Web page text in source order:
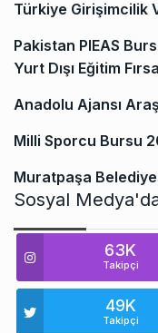
Türkiye Girişimcilik
Pakistan PIEAS
Yurt Dışı Eğitim
Anadolu Ajansı
Milli Sporcu Bursu
Muratpaşa
Sosyal
63K
Takipçi
49K
Takipçi